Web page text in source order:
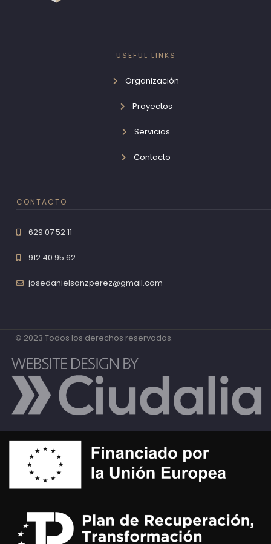
USEFUL LINKS
Organización
Proyectos
Servicios
Contacto
CONTACTO
629 07 52 11
912 40 95 62
josedanielsanzperez@gmail.com
© 2023 Todos los derechos reservados.